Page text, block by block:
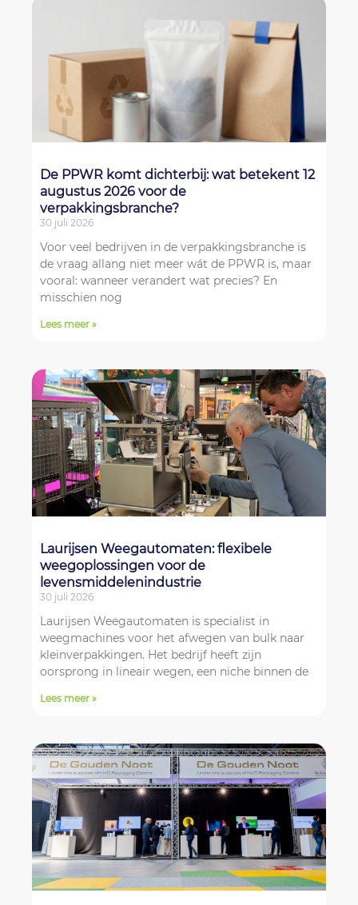
De PPWR komt dichterbij: wat betekent 12
augustus 2026 voor de
verpakkingsbranche?
30 juli 2026
Voor veel bedrijven in de verpakkingsbranche is
de vraag allang niet meer wát de PPWR is, maar
vooral: wanneer verandert wat precies? En
misschien nog
Lees meer »
Laurijsen Weegautomaten: flexibele
weegoplossingen voor de
levensmiddelenindustrie
30 juli 2026
Laurijsen Weegautomaten is specialist in
weegmachines voor het afwegen van bulk naar
kleinverpakkingen. Het bedrijf heeft zijn
oorsprong in lineair wegen, een niche binnen de
Lees meer »